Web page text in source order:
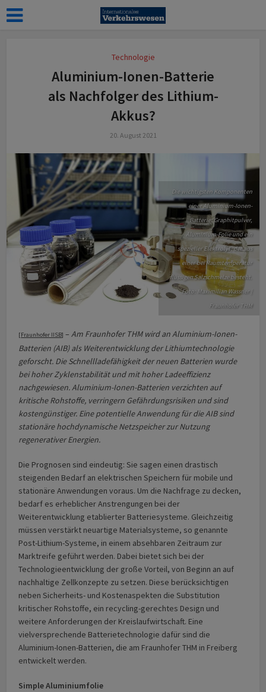
Technologie
Aluminium-Ionen-Batterie
als Nachfolger des Lithium-
Akkus?
20. August 2021
Die wichtigsten Komponenten
einer Aluminium-Ionen-
Batterie: Graphitpulver,
Aluminium-Folie und ein
spezieller Elektrolyt, der aus
einer bei Raumtemperatur
flüssigen Salzschmelze besteht.
Foto: Maximilian Wassner |
Fraunhofer THM
[Fraunhofer IISB] – Am Fraunhofer THM wird an Aluminium-Ionen-
Batterien (AIB) als Weiterentwicklung der Lithiumtechnologie
geforscht. Die Schnellladefähigkeit der neuen Batterien wurde
bei hoher Zyklenstabilität und mit hoher Ladeeffizienz
nachgewiesen. Aluminium-Ionen-Batterien verzichten auf
kritische Rohstoffe, verringern Gefährdungsrisiken und sind
kostengünstiger. Eine potentielle Anwendung für die AIB sind
stationäre hochdynamische Netzspeicher zur Nutzung
regenerativer Energien.
Die Prognosen sind eindeutig: Sie sagen einen drastisch
steigenden Bedarf an elektrischen Speichern für mobile und
stationäre Anwendungen voraus. Um die Nachfrage zu decken,
bedarf es erheblicher Anstrengungen bei der
Weiterentwicklung etablierter Batteriesysteme. Gleichzeitig
müssen verstärkt neuartige Materialsysteme, so genannte
Post-Lithium-Systeme, in einem absehbaren Zeitraum zur
Marktreife geführt werden. Dabei bietet sich bei der
Technologieentwicklung der große Vorteil, von Beginn an auf
nachhaltige Zellkonzepte zu setzen. Diese berücksichtigen
neben Sicherheits- und Kostenaspekten die Substitution
kritischer Rohstoffe, ein recycling-gerechtes Design und
weitere Anforderungen der Kreislaufwirtschaft. Eine
vielversprechende Batterietechnologie dafür sind die
Aluminium-Ionen-Batterien, die am Fraunhofer THM in Freiberg
entwickelt werden.
Simple Aluminiumfolie